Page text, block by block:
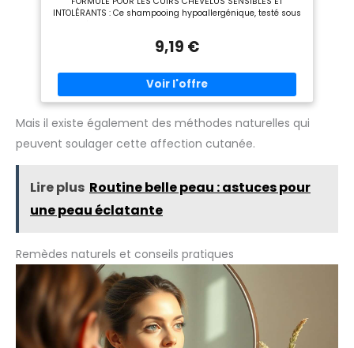
d'un soin hebdomadaire du
cuir chevelu pour maintenir la
huiles minérales. Assez doux
pour une utilisation régulière,
même sur les cuirs chevelus
colorés ou sensibles.
INTOLÉRANTS : Ce shampooing hypoallergénique, testé sous
tolérance optimale. VOTRE PROTOCOLE ANTI-PELLICULES EN 3
poser 2 minutes puis rincez. Ensuite, massez puis rincez.
Utiliser par périodes de 4 semaines, 3 fois par semaine.
9,19 €
Mais il existe également des méthodes naturelles qui
peuvent soulager cette affection cutanée.
Lire plus Routine belle peau : astuces pour
une peau éclatante
Remèdes naturels et conseils pratiques